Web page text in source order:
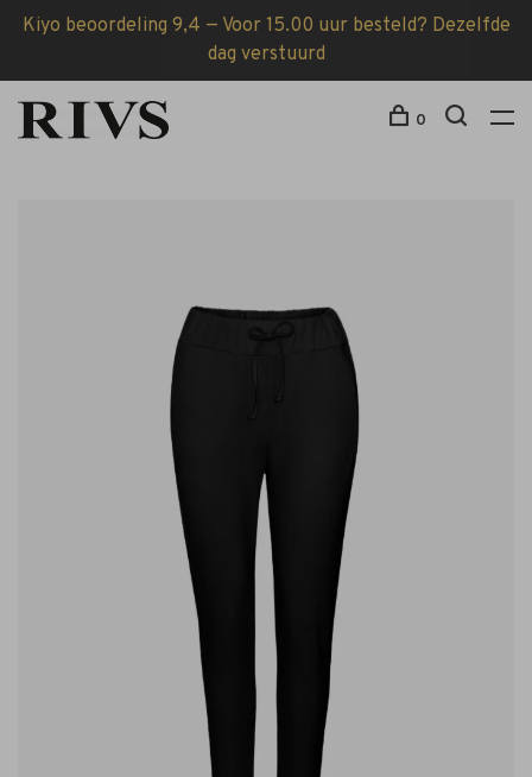
Kiyo beoordeling 9,4 — Voor 15.00 uur besteld? Dezelfde
dag verstuurd
0